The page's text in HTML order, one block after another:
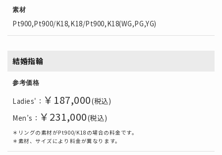
素材
Pt900,Pt900/K18,K18/Pt900,K18(WG,PG,YG)
結婚指輪
参考価格
Ladies'： ￥187,000(税込)
Men’s： ￥231,000(税込)
＊リングの素材がPt900/K18の場合の料金です。
＊素材、サイズにより料金が異なります。